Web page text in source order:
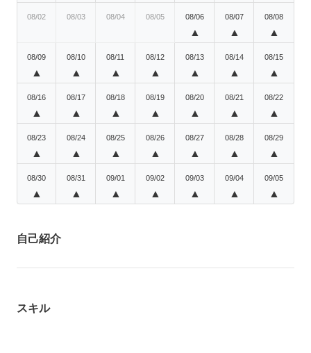
08/02 08/03 08/04 08/05 08/06
▲
08/07
▲
08/08
▲
08/09
▲
08/10
▲
08/11
▲
08/12
▲
08/13
▲
08/14
▲
08/15
▲
08/16
▲
08/17
▲
08/18
▲
08/19
▲
08/20
▲
08/21
▲
08/22
▲
08/23
▲
08/24
▲
08/25
▲
08/26
▲
08/27
▲
08/28
▲
08/29
▲
08/30
▲
08/31
▲
09/01
▲
09/02
▲
09/03
▲
09/04
▲
09/05
▲
自己紹介
スキル